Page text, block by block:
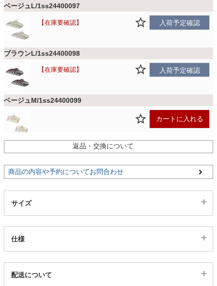
寝具
カーテン
ラグ
マット
収納用品
家電・照明器具
ベージュL/1ss24400097
在庫要確認 入荷予定確認
ブラウンL/1ss24400098
在庫要確認 入荷予定確認
ベージュM/1ss24400099
カートに入れる
ブラウンM/1ss24400100
カートに入れる
返品・交換について
商品の内容や予約についてお問合わせ
サイズ
仕様
1ss24400097
配送について